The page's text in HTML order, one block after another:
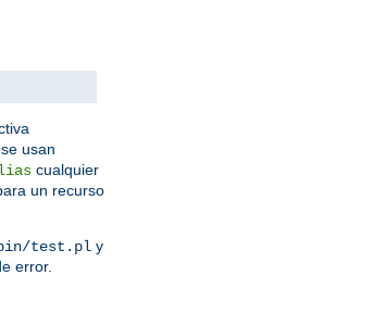
se usan
cualquier
un recurso
test.pl y
error.